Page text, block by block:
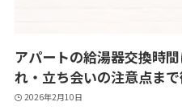
アパートの給湯器交換時
れ・立ち会いの注意点ま
2026年2月10日